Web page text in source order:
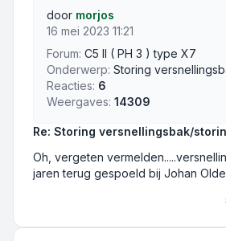
Re: Storing versnellingsbak/
Oh, vergeten
jaren terug gespoeld bij Johan
door morjos
16 mei 2023 11:21
Forum: C5 II ( PH 3 ) type X7
Onderwerp: Storing
Reacties: 6
Weergaves: 14309